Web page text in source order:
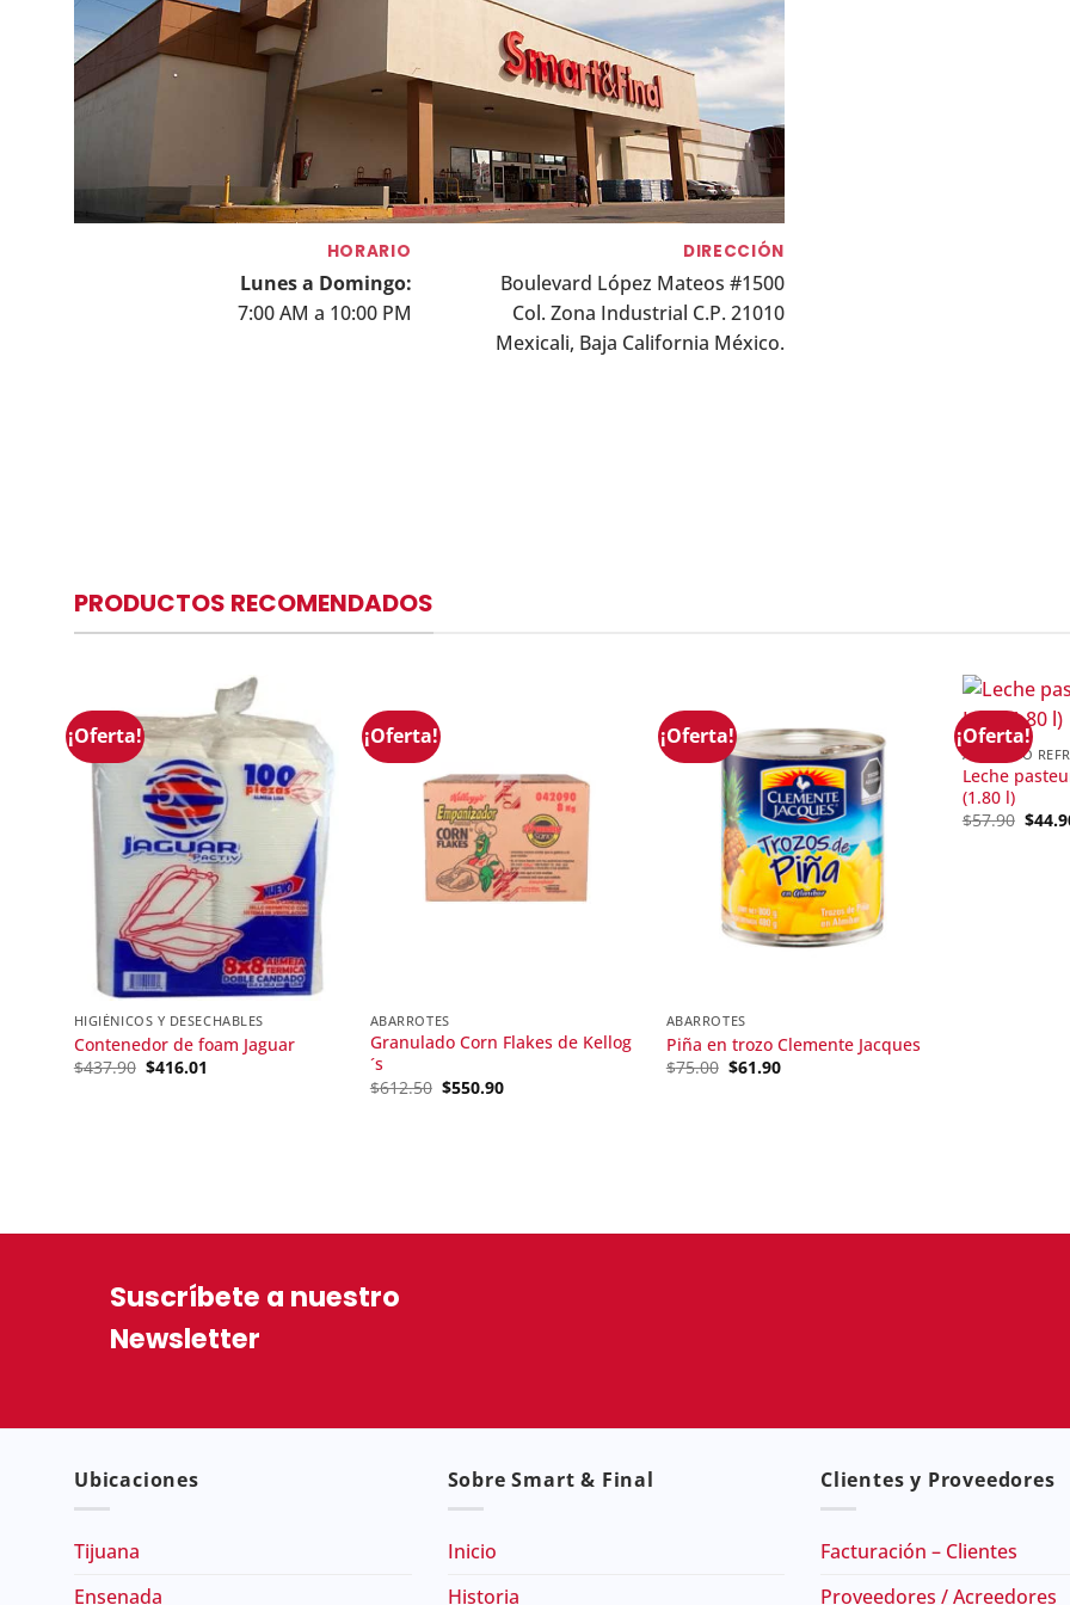
HORARIO
Lunes a Domingo:
7:00 AM a 10:00 PM
DIRECCIÓN
Boulevard López Mateos #1500
Col. Zona Industrial C.P. 21010
Mexicali, Baja California México.
PRODUCTOS RECOMENDADOS
¡Oferta!
HIGIÉNICOS Y DESECHABLES
Contenedor de foam Jaguar
$437.90 Original
$416.01
¡Oferta!
ABARROTES
Granulado Corn Flakes de Kellog
´s
$612.50 Original
$550.90Current
¡Oferta!
ABARROTES
Piña en trozo Clemente Jacques
$75.00 Original
$61.90Current
¡Oferta!
ALIMENTO
Leche
(1.80 l)
$57.90 $
Suscríbete a nuestro
Newsletter
Ubicaciones
Tijuana
Ensenada
Sobre Smart & Final
Inicio
Historia
Clientes y Proveedores
Facturación – Clientes
Proveedores / Acreedores